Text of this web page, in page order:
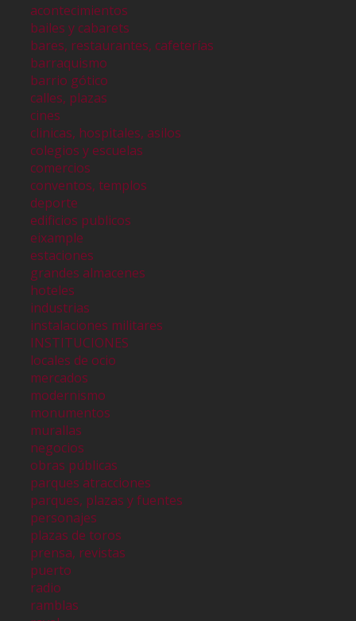
acontecimientos
bailes y cabarets
bares, restaurantes, cafeterías
barraquismo
barrio gótico
calles, plazas
cines
clinicas, hospitales, asilos
colegios y escuelas
comercios
conventos, templos
deporte
edificios publicos
eixample
estaciones
grandes almacenes
hoteles
industrias
instalaciones militares
INSTITUCIONES
locales de ocio
mercados
modernismo
monumentos
murallas
negocios
obras públicas
parques atracciones
parques, plazas y fuentes
personajes
plazas de toros
prensa, revistas
puerto
radio
ramblas